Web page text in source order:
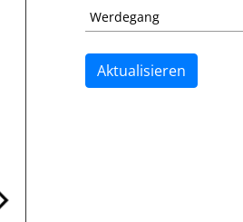
Werdegang
Aktualisieren